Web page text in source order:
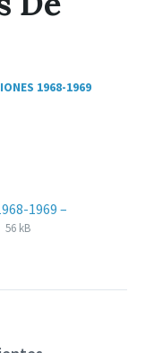
1968-1969
1969 –
Extensiones
pdf
Tamaño
56 kB